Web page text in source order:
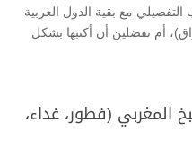
مع بقية الدول العربية
أم تفضلين أن أكتبها بشكل
المغربي (فطور، غداء،